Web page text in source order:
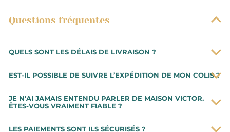
Questions fréquentes
QUELS SONT LES DÉLAIS DE LIVRAISON ?
Les commandes sont préparées très rapidement. Vous
recevrez votre commande dans un délai de 48h à
Les préparations de commande se font du mardi au
elle sera expédiée le jour même.
EST-IL POSSIBLE DE SUIVRE L’EXPÉDITION DE MON COLIS ?
commande, il vous sera possible de suivre l’avancée de
également notifié à chaque étape par e-mail et vous
JE N’AI JAMAIS ENTENDU PARLER DE MAISON VICTOR.
ÊTES-VOUS VRAIMENT FIABLE ?
Notre Épicerie fine est basée à Montélimar où nous
LES PAIEMENTS SONT ILS SÉCURISÉS ?